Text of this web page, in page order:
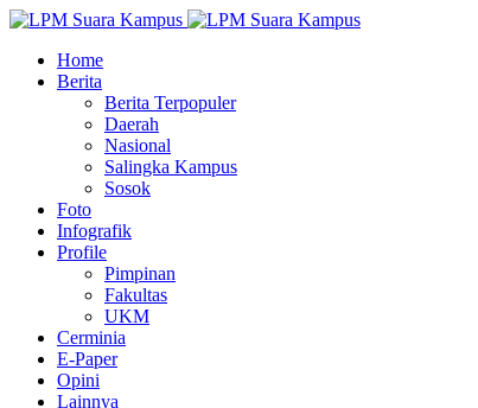
Home
Berita
Berita Terpopuler
Daerah
Nasional
Salingka Kampus
Sosok
Foto
Infografik
Profile
Pimpinan
Fakultas
UKM
Cerminia
E-Paper
Opini
Lainnya